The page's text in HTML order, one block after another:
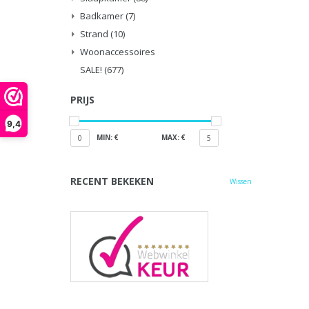
9,4
Badkamer (7)
Strand (10)
Woonaccessoires
SALE! (677)
PRIJS
0 MIN: € MAX: € 5
RECENT BEKEKEN Wissen